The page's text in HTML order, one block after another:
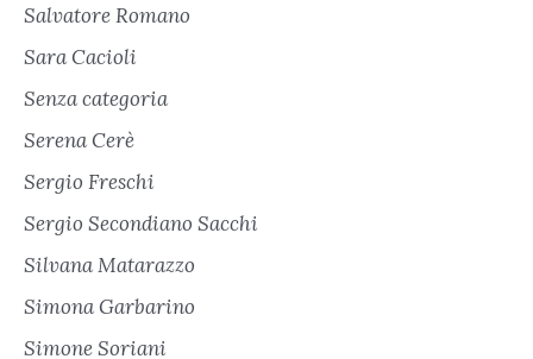
Salvatore Romano
Sara Cacioli
Senza categoria
Serena Cerè
Sergio Freschi
Sergio Secondiano Sacchi
Silvana Matarazzo
Simona Garbarino
Simone Soriani